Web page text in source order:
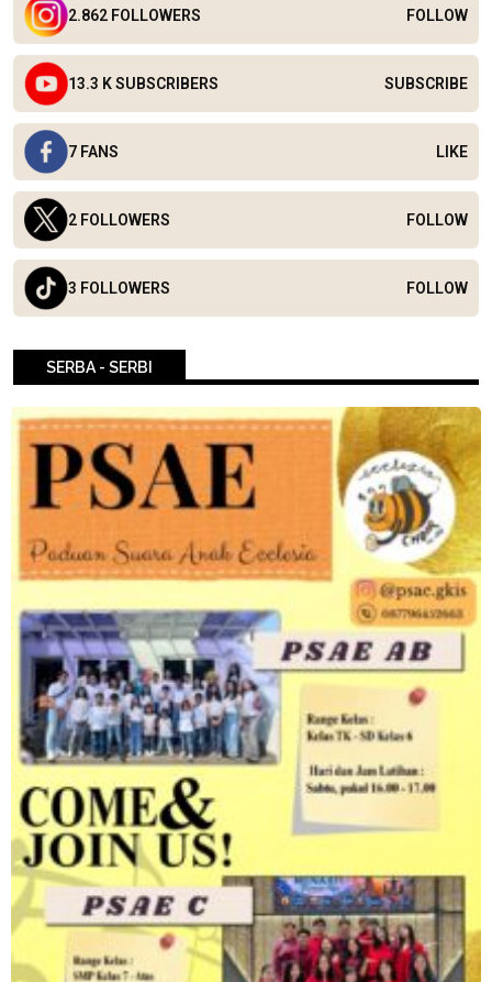
2.862 FOLLOWERS FOLLOW
13.3 K SUBSCRIBERS SUBSCRIBE
7 FANS LIKE
2 FOLLOWERS FOLLOW
3 FOLLOWERS FOLLOW
SERBA - SERBI